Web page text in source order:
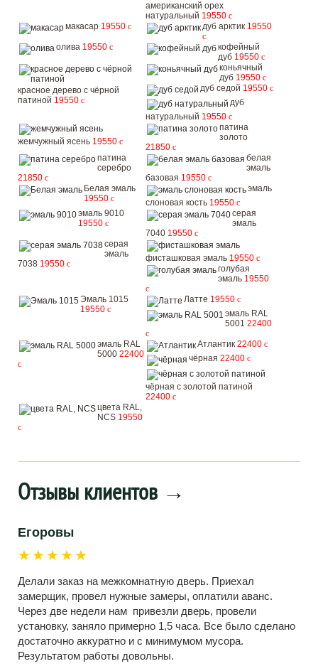
американский орех
натуральный 19550 c
макасар 19550 c дуб арктик 19550
c
олива 19550 c
кофейный
дуб 19550 c
красное дерево с чёрной
патиной 19550 c
коньячный
дуб 19550 c
дуб седой 19550 c
дуб
натуральный 19550 c
жемчужный ясень 19550 c
патина
золото
21850 c
патина
серебро
21850 c
белая
эмаль
базовая 19550 c
Белая эмаль
19550 c
эмаль
слоновая кость 19550 c
эмаль 9010
19550 c
серая
эмаль
7040 19550 c
серая
эмаль
7038 19550 c
фисташковая эмаль 19550 c
голубая
эмаль 19550
c
Эмаль 1015
19550 c
Латте 19550 c
эмаль RAL
5001 22400
c
эмаль RAL
5000 22400
c
Атлантик 22400 c
чёрная 22400 c
чёрная с золотой патиной
22400 c
цвета RAL,
NCS 19550
c
Отзывы клиентов →
Егоровы
★★★★★
Делали заказ на межкомнатную дверь. Приехал
замерщик, провел нужные замеры, оплатили аванс.
Через две недели нам привезли дверь, провели
установку, заняло примерно 1,5 часа. Все было сделано
достаточно аккуратно и с минимумом мусора.
Результатом работы довольны.